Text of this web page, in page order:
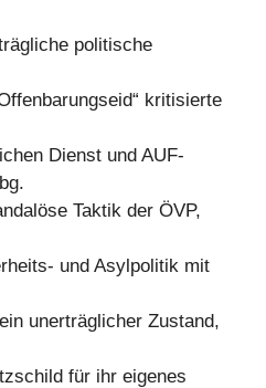
politische
kritisierte
Dienst und AUF-
Taktik der ÖVP,
und Asylpolitik mit
unerträglicher Zustand,
für ihr eigenes